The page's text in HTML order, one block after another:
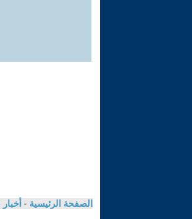
الصفحة الرئيسية -